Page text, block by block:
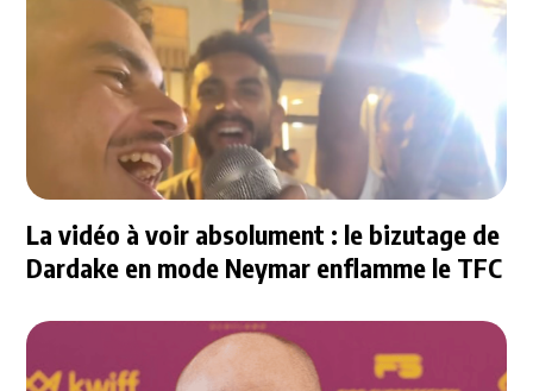
La vidéo à voir absolument : le bizutage de
Dardake en mode Neymar enflamme le TFC